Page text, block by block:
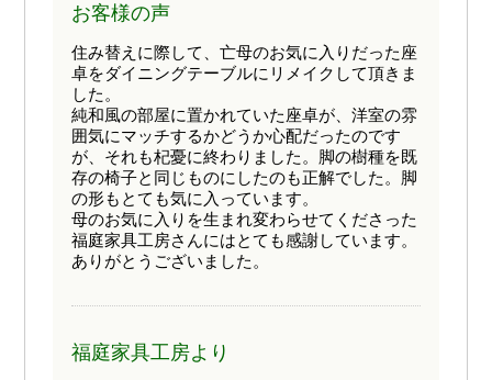
お客様の声
住み替えに際して、亡母のお気に入りだった座
卓をダイニングテーブルにリメイクして頂きま
した。
純和風の部屋に置かれていた座卓が、洋室の雰
囲気にマッチするかどうか心配だったのです
が、それも杞憂に終わりました。脚の樹種を既
存の椅子と同じものにしたのも正解でした。脚
の形もとても気に入っています。
母のお気に入りを生まれ変わらせてくださった
福庭家具工房さんにはとても感謝しています。
ありがとうございました。
福庭家具工房より